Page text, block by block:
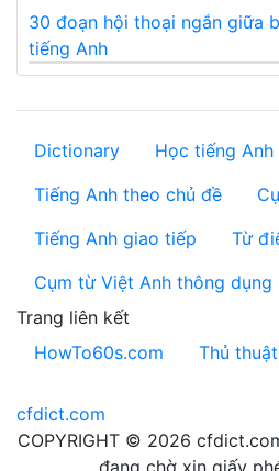
30 đoạn hội thoại ngắn giữa
tiếng Anh
Dictionary
Học tiếng Anh
Tiếng Anh theo chủ đề
Tiếng Anh giao tiếp
Từ
Cụm từ Việt Anh thông dụng
Trang liên kết
HowTo60s.com
Thủ
cfdict.com
COPYRIGHT © 2026